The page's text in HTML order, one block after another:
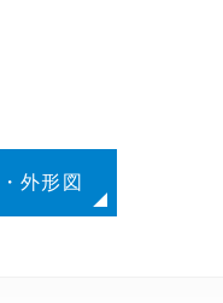
外形図